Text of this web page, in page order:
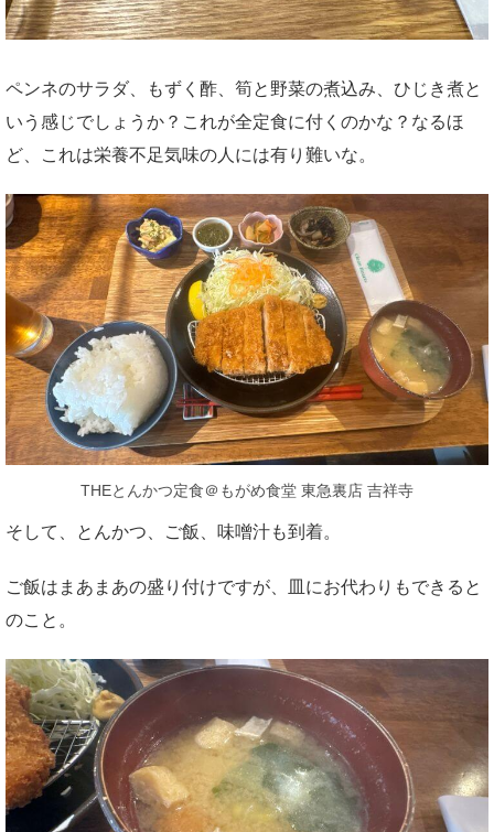
ペンネのサラダ、もずく酢、筍と野菜の煮込み、ひじき煮と
いう感じでしょうか？これが全定食に付くのかな？なるほ
ど、これは栄養不足気味の人には有り難いな。
THEとんかつ定食＠もがめ食堂 東急裏店 吉祥寺
そして、とんかつ、ご飯、味噌汁も到着。
ご飯はまあまあの盛り付けですが、皿にお代わりもできると
のこと。